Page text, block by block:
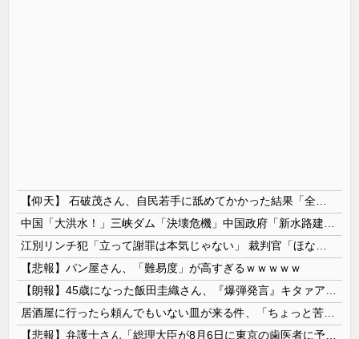
【悲報】パン屋さん、「難易度」が高すぎるｗｗｗｗｗ